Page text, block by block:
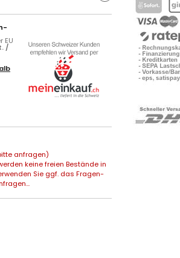
EU
/
anfragen)
keine freien Bestände in
Sie ggf. das Fragen-